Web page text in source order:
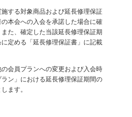
する対象商品および延長修理保証
本会への入会を承諾した場合に確
た、確定した当該延長修理保証期
定める「延長修理保証書」に記載
会員プランへの変更および入会時
ン」における延長修理保証期間の
ます。